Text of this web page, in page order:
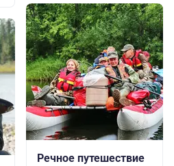
Речное путешествие